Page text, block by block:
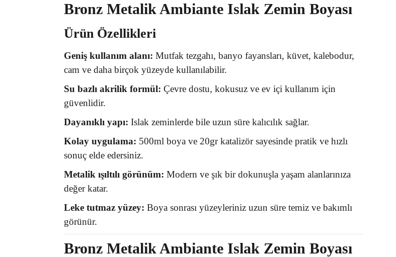
Bronz Metalik Ambiante Islak Zemin Boyası
Ürün Özellikleri
Geniş kullanım alanı: Mutfak tezgahı, banyo fayansları, küvet, kalebodur,
cam ve daha birçok yüzeyde kullanılabilir.
Su bazlı akrilik formül: Çevre dostu, kokusuz ve ev içi kullanım için
güvenlidir.
Dayanıklı yapı: Islak zeminlerde bile uzun süre kalıcılık sağlar.
Kolay uygulama: 500ml boya ve 20gr katalizör sayesinde pratik ve hızlı
sonuç elde edersiniz.
Metalik ışıltılı görünüm: Modern ve şık bir dokunuşla yaşam alanlarınıza
değer katar.
Leke tutmaz yüzey: Boya sonrası yüzeyleriniz uzun süre temiz ve bakımlı
görünür.
Bronz Metalik Ambiante Islak Zemin Boyası